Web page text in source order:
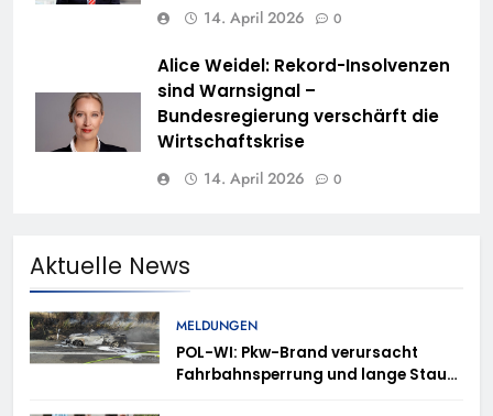
14. April 2026 0
Alice Weidel: Rekord-Insolvenzen
sind Warnsignal –
Bundesregierung verschärft die
Wirtschaftskrise
14. April 2026 0
Aktuelle News
MELDUNGEN
POL-WI: Pkw-Brand verursacht
Fahrbahnsperrung und lange Staus